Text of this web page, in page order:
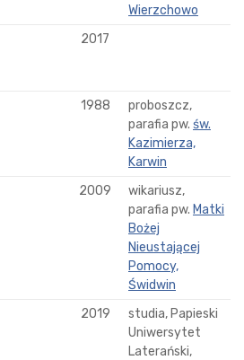
Wierzchowo
2017
1988
proboszcz,
parafia pw. św.
Kazimierza,
Karwin
2009
wikariusz,
parafia pw. Matki
Bożej
Nieustającej
Pomocy,
Świdwin
2019
studia, Papieski
Uniwersytet
Laterański,